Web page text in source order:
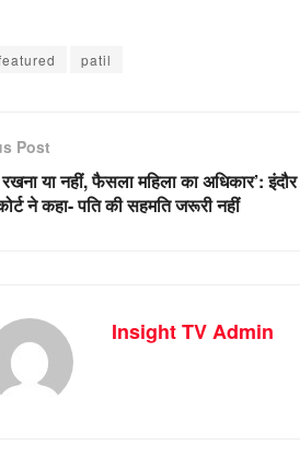
patil
Post
रखना या नहीं, फैसला महिला का अधिकार’: इंदौर
ने कहा- पति की सहमति जरूरी नहीं
Insight TV Admin